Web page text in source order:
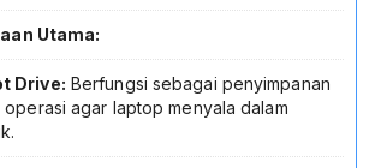
Utama:
Drive: Berfungsi sebagai penyimpanan
operasi agar laptop menyala dalam